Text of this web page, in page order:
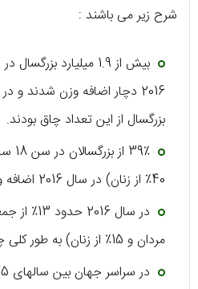
شرح زیر می باشند :
بزرگسال از این تعداد چاق بودند.
40٪ از زنان) در سال 2016 اضافه وزن داشتند.
مردان و 15٪ از زنان) به طور کلی چاق بودند.